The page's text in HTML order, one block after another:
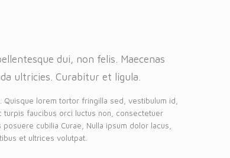
dui, non felis. Maecenas
ultricies. Curabitur et ligula.
Quisque lorem tortor fringilla sed, vestibulum id,
faucibus orci luctus non, consectetuer
cubilia Curae, Nulla ipsum dolor lacus,
et ultrices volutpat.